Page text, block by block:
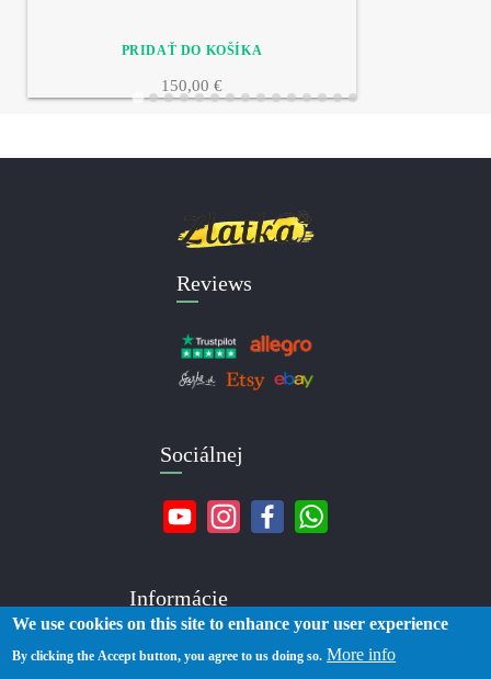
150,00 €
Reviews
Sociálnej
Informácie
O nás
We use cookies on this site to enhance your user experience
By clicking the Accept button, you agree to us doing so. More info